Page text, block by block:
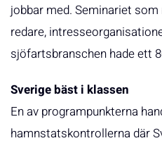
jobbar med. Seminariet
redare,
sjöfartsbranschen hade ett
Sverige bäst i klassen
En av programpunkterna
hamnstatskontrollerna där